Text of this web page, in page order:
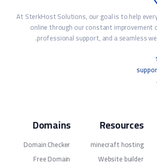
At SterkHost Solutions, our goal is to help
online through our constant improvement
professional support, and a seamless
Resources
minecraft hosting
Website builder
Domains
Domain Checker
Free Domain